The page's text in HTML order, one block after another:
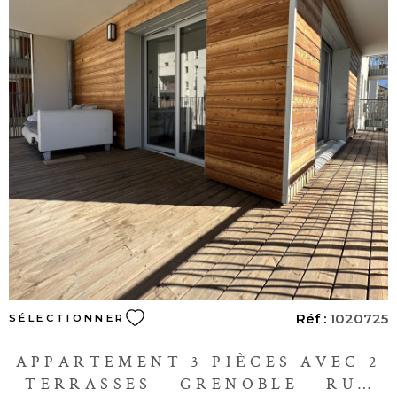
VOIR LE BIEN
SÉLECTIONNER Réf : 1020725
APPARTEMENT 3 PIÈCES AVEC 2
TERRASSES - GRENOBLE - RUE